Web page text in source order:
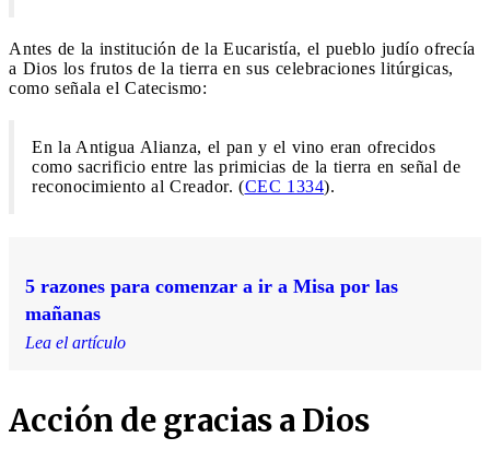
Antes de la institución de la Eucaristía, el pueblo judío ofrecía
a Dios los frutos de la tierra en sus celebraciones litúrgicas,
como señala el Catecismo:
En la Antigua Alianza, el pan y el vino eran ofrecidos
como sacrificio entre las primicias de la tierra en señal de
reconocimiento al Creador. (CEC 1334).
5 razones para comenzar a ir a Misa por las
mañanas
Lea el artículo
Acción de gracias a Dios